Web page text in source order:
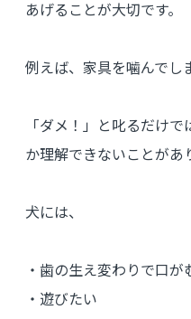
あげることが大切です。
例えば、家具を噛んでし
「ダメ！」と叱るだけ
か理解できないことがあ
犬には、
・歯の生え変わりで口が
・遊びたい